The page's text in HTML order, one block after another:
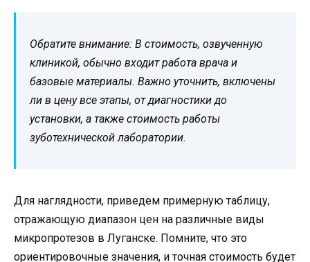
Обратите внимание: В стоимость, озвученную
клиникой, обычно входит работа врача и
базовые материалы. Важно уточнить, включены
ли в цену все этапы, от диагностики до
установки, а также стоимость работы
зуботехнической лаборатории.
Для наглядности, приведем примерную таблицу,
отражающую диапазон цен на различные виды
микропротезов в Луганске. Помните, что это
ориентировочные значения, и точная стоимость будет